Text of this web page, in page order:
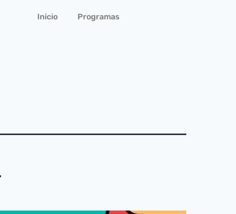
Inicio Programas